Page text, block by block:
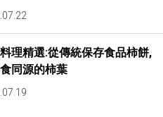
理精選:從傳統保存食品柿餅,
同源的柿葉